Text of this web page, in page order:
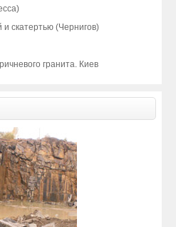
скатертью (Чернигов)
гранита. Киев